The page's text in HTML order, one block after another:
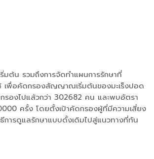
มต้น รวมถึงการจัดทำแผนการรักษาที่
เพื่อคัดกรองสัญญาณเริ่มต้นของมะเร็งปอด
กรองไปแล้วกว่า 302682 คน และพบอัตรา
ครั้ง โดยตั้งเป้าคัดกรองผู้ที่มีความเสี่ยง
ารดูแลรักษาแบบดั้งเดิมไปสู่แนวทางที่ทัน